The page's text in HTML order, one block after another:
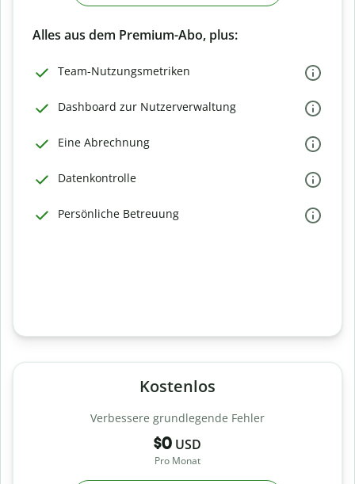
Alles aus dem Premium-Abo, plus:
Team-Nutzungsmetriken
Dashboard zur Nutzerverwaltung
Eine Abrechnung
Datenkontrolle
Persönliche Betreuung
Kostenlos
Verbessere grundlegende Fehler
$0 USD
Pro Monat